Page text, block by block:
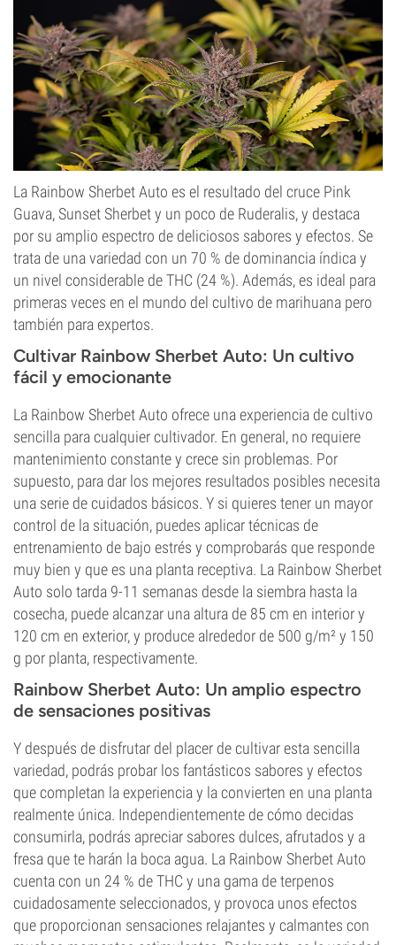
La Rainbow Sherbet Auto es el resultado del cruce Pink
Guava, Sunset Sherbet y un poco de Ruderalis, y destaca
por su amplio espectro de deliciosos sabores y efectos. Se
trata de una variedad con un 70 % de dominancia índica y
un nivel considerable de THC (24 %). Además, es ideal para
primeras veces en el mundo del cultivo de marihuana pero
también para expertos.
Cultivar Rainbow Sherbet Auto: Un cultivo
fácil y emocionante
La Rainbow Sherbet Auto ofrece una experiencia de cultivo
sencilla para cualquier cultivador. En general, no requiere
mantenimiento constante y crece sin problemas. Por
supuesto, para dar los mejores resultados posibles necesita
una serie de cuidados básicos. Y si quieres tener un mayor
control de la situación, puedes aplicar técnicas de
entrenamiento de bajo estrés y comprobarás que responde
muy bien y que es una planta receptiva. La Rainbow Sherbet
Auto solo tarda 9-11 semanas desde la siembra hasta la
cosecha, puede alcanzar una altura de 85 cm en interior y
120 cm en exterior, y produce alrededor de 500 g/m² y 150
g por planta, respectivamente.
Rainbow Sherbet Auto: Un amplio espectro
de sensaciones positivas
Y después de disfrutar del placer de cultivar esta sencilla
variedad, podrás probar los fantásticos sabores y efectos
que completan la experiencia y la convierten en una planta
realmente única. Independientemente de cómo decidas
consumirla, podrás apreciar sabores dulces, afrutados y a
fresa que te harán la boca agua. La Rainbow Sherbet Auto
cuenta con un 24 % de THC y una gama de terpenos
cuidadosamente seleccionados, y provoca unos efectos
que proporcionan sensaciones relajantes y calmantes con